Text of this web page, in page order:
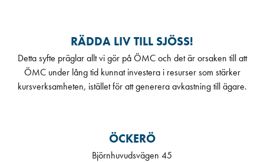
RÄDDA LIV TILL SJÖSS!
Detta syfte präglar allt vi gör på ÖMC och det är orsaken till att
ÖMC under lång tid kunnat investera i resurser som stärker
kursverksamheten, istället för att generera avkastning till ägare.
ÖCKERÖ
Björnhuvudsvägen 45